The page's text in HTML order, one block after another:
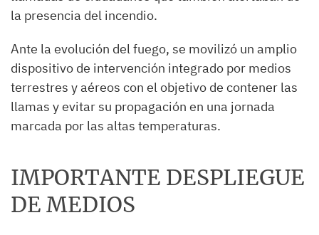
la presencia del incendio.
Ante la evolución del fuego, se movilizó un amplio
dispositivo de intervención integrado por medios
terrestres y aéreos con el objetivo de contener las
llamas y evitar su propagación en una jornada
marcada por las altas temperaturas.
IMPORTANTE DESPLIEGUE
DE MEDIOS